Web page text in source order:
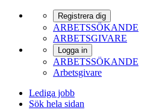
Registrera dig
ARBETSSÖKANDE
ARBETSGIVARE
Logga in
ARBETSSÖKANDE
Arbetsgivare
Lediga jobb
Sök hela sidan